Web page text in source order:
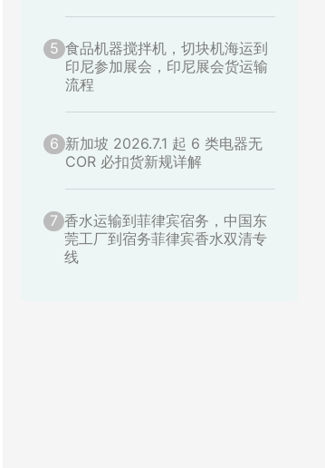
5 食品机器搅拌机，切块机海运到
印尼参加展会，印尼展会货运输
流程
6 新加坡 2026.7.1 起 6 类电器无
COR 必扣货新规详解
7 香水运输到菲律宾宿务，中国东
莞工厂到宿务菲律宾香水双清专
线